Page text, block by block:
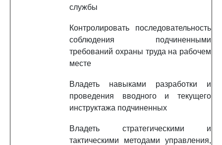
службы
Контролировать последовательность
соблюдения подчиненными
требований охраны труда на рабочем
месте
Владеть навыками разработки и
проведения вводного и текущего
инструктажа подчиненных
Владеть стратегическими и
тактическими методами управления,